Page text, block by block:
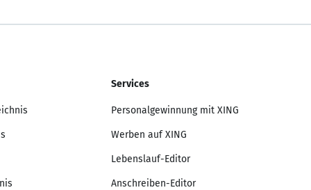
Services
Personalgewinnung mit XING
Werben auf XING
Lebenslauf-Editor
Anschreiben-Editor